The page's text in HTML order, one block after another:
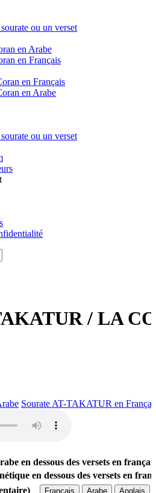
ou un verset
en Arabe
en Français
en Français
en Arabe
ou un verset
/ LA
Sourate AT-TAKATUR en
en dessous des versets en français
en dessous des versets en
Français Arabe Anglais